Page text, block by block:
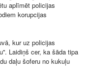
aplīmēt policijas
korupcijas
kur uz policijas
Laidiņš cer, ka šāda tipa
daļu šoferu no kukuļu